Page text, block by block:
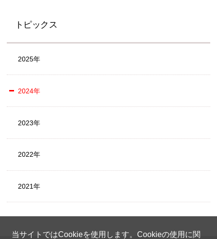
トピックス
2025年
2024年
2023年
2022年
2021年
当サイトではCookieを使用します。Cookieの使用に関